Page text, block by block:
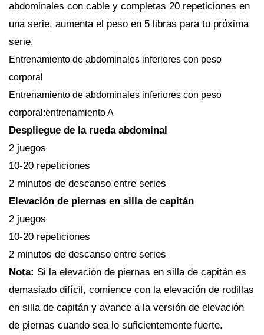
abdominales con cable y completas 20 repeticiones en
una serie, aumenta el peso en 5 libras para tu próxima
serie.
Entrenamiento de abdominales inferiores con peso
corporal
Entrenamiento de abdominales inferiores con peso
corporal:entrenamiento A
Despliegue de la rueda abdominal
2 juegos
10-20 repeticiones
2 minutos de descanso entre series
Elevación de piernas en silla de capitán
2 juegos
10-20 repeticiones
2 minutos de descanso entre series
Nota: Si la elevación de piernas en silla de capitán es
demasiado difícil, comience con la elevación de rodillas
en silla de capitán y avance a la versión de elevación
de piernas cuando sea lo suficientemente fuerte.